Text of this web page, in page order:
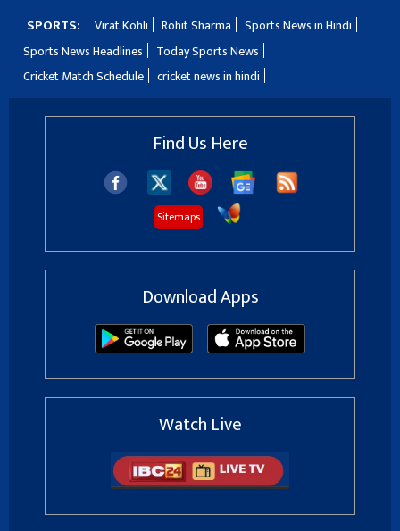
SPORTS: Virat Kohli Rohit Sharma
Sports News in Hindi
Sports News Headlines
Today Sports News
Cricket Match Schedule
cricket news in hindi
Find Us Here
Sitemaps
Download Apps
Watch Live